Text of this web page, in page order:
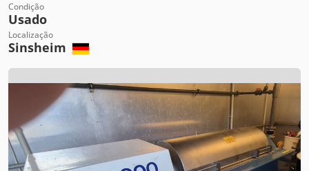
Condição
Usado
Localização
Sinsheim